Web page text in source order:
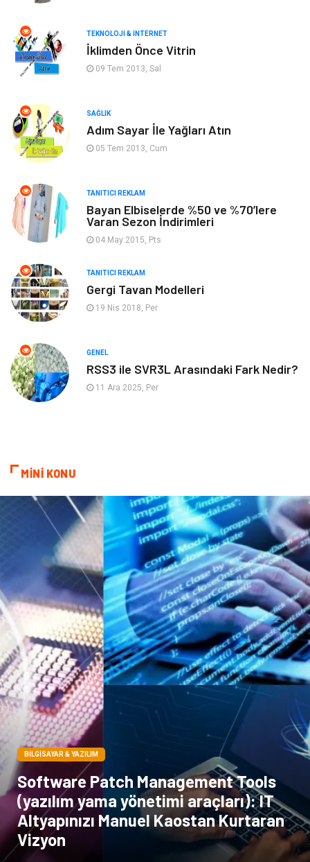
Bilgisayar & Yazılım Keyif & Hobi
Tatil
Ev İşleri Organizasyon
Sigorta Aksesuar
Mobilya
Bebek Giyim
Doğal Enerji Kaynakları
TEKNOLOJI & İNTERNET
İklimden Önce Vitrin
09 Tem 2013, Sal
SAĞLIK
Adım Sayar İle Yağları Atın
05 Tem 2013, Cum
TANITICI REKLAM
Bayan Elbiselerde %50 ve %70’lere
Varan Sezon İndirimleri
04 May 2015, Pts
TANITICI REKLAM
Gergi Tavan Modelleri
19 Nis 2018, Per
GENEL
RSS3 ile SVR3L Arasındaki Fark Nedir?
11 Ara 2025, Per
MİNİ KONU
BILGISAYAR & YAZILIM
Software Patch Management Tools
(yazılım yama yönetimi araçları): IT
Altyapınızı Manuel Kaostan Kurtaran
Vizyon